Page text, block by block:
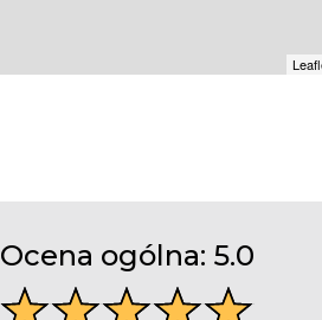
Ocena ogólna: 5.0